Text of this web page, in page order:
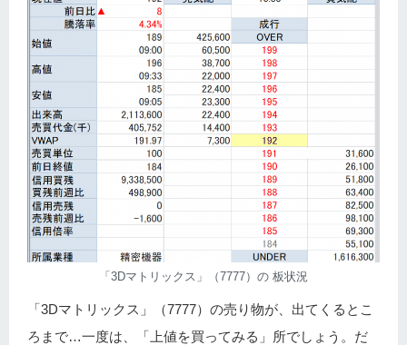
「3Dマトリックス」（7777）の 板状況
「3Dマトリックス」（7777）の売り物が、出てくるとこ
ろまで…一度は、「上値を買ってみる」所でしょう。だ